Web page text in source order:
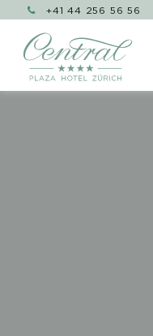
 +41 44 256 56 56